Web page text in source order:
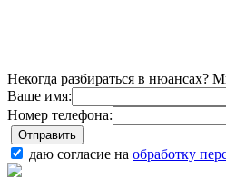
Некогда разбираться в нюансах?
Ваше имя:
Номер телефона:
даю согласие на обработку